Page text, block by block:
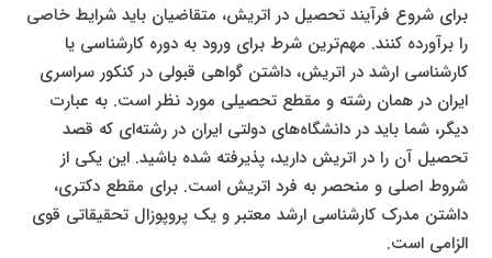
برای شروع فرآیند تحصیل در اتریش، متقاضیان باید شرایط خاصی
را برآورده کنند. مهم‌ترین شرط برای ورود به دوره کارشناسی یا
کارشناسی ارشد در اتریش، داشتن گواهی قبولی در کنکور سراسری
ایران در همان رشته و مقطع تحصیلی مورد نظر است. به عبارت
دیگر، شما باید در دانشگاه‌های دولتی ایران در رشته‌ای که قصد
تحصیل آن را در اتریش دارید، پذیرفته شده باشید. این یکی از
شروط اصلی و منحصر به فرد اتریش است. برای مقطع دکتری،
داشتن مدرک کارشناسی ارشد معتبر و یک پروپوزال تحقیقاتی قوی
الزامی است.